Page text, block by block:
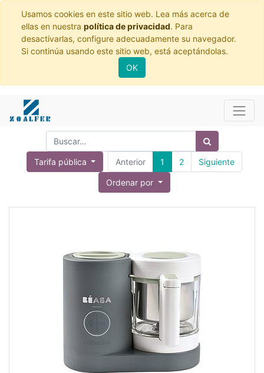
Usamos cookies en este sitio web. Lea más acerca de
ellas en nuestra política de privacidad. Para
desactivarlas, configure adecuadamente su navegador.
Si continúa usando este sitio web, está aceptándolas.
OK
Tarifa pública Anterior 1 2 Siguiente
Ordenar por